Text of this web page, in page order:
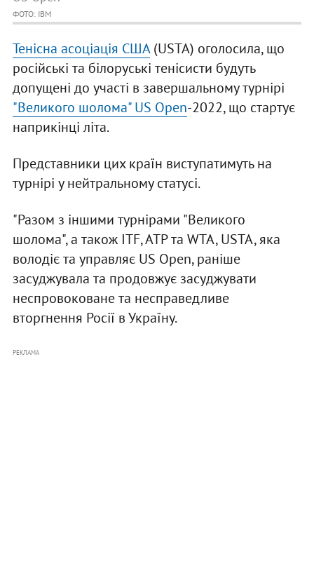
ФОТО: IBM
Тенісна асоціація США(USTA) оголосила, що
російські та білоруські тенісисти будуть
допущені до участі в завершальному турнірі
"Великого шолома" US Open-2022, що стартує
наприкінці літа.
Представники цих країн виступатимуть на
турнірі у нейтральному статусі.
"Разом з іншими турнірами "Великого
шолома", а також ITF, ATP та WTA, USTA, яка
володіє та управляє US Open, раніше
засуджувала та продовжує засуджувати
неспровоковане та несправедливе
вторгнення Росії в Україну.
РЕКЛАМА